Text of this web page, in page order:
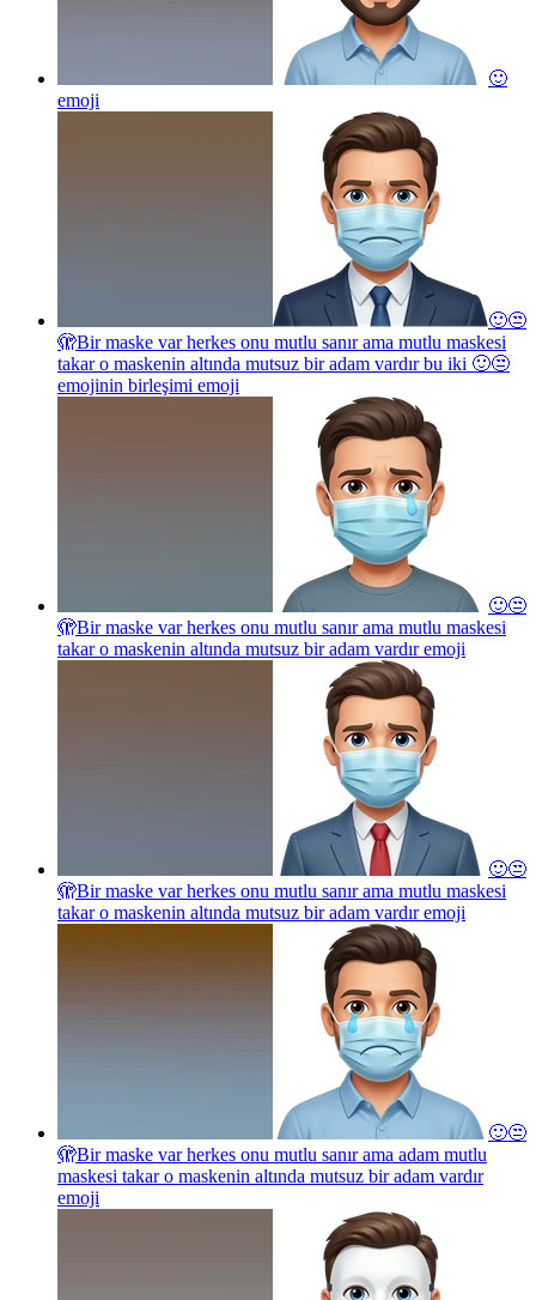
🙂
emoji
🙂😒
🫣Bir maske var herkes onu mutlu sanır ama mutlu maskesi
takar o maskenin altında mutsuz bir adam vardır bu iki 🙂😒
emojinin birleşimi emoji
🙂😒
🫣Bir maske var herkes onu mutlu sanır ama mutlu maskesi
takar o maskenin altında mutsuz bir adam vardıremoji
🙂😒
🫣Bir maske var herkes onu mutlu sanır ama mutlu maskesi
takar o maskenin altında mutsuz bir adam vardıremoji
🙂😒
🫣Bir maske var herkes onu mutlu sanır ama adam mutlu
maskesi takar o maskenin altında mutsuz bir adam vardır
emoji